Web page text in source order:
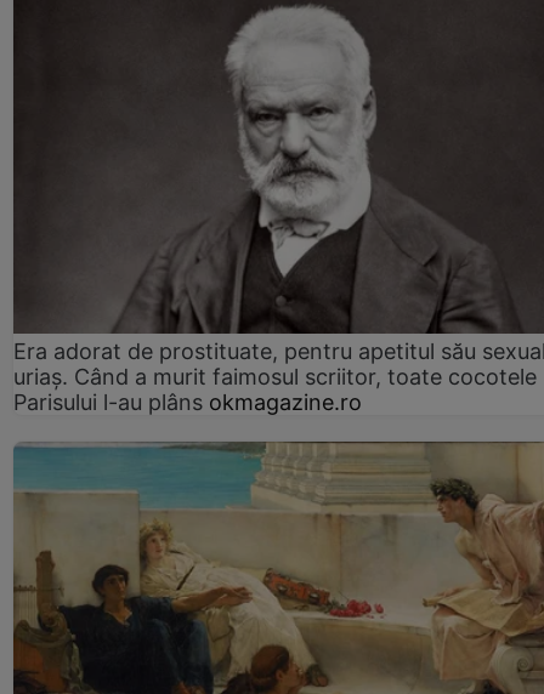
Era adorat de prostituate, pentru apetitul său
uriaș. Când a murit faimosul scriitor, toate cocotele
Parisului l-au plâns okmagazine.ro